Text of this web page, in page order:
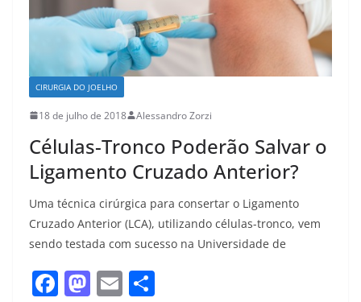
CIRURGIA DO JOELHO
18 de julho de 2018 Alessandro Zorzi
Células-Tronco Poderão Salvar o
Ligamento Cruzado Anterior?
Uma técnica cirúrgica para consertar o Ligamento
Cruzado Anterior (LCA), utilizando células-tronco, vem
sendo testada com sucesso na Universidade de
F M E